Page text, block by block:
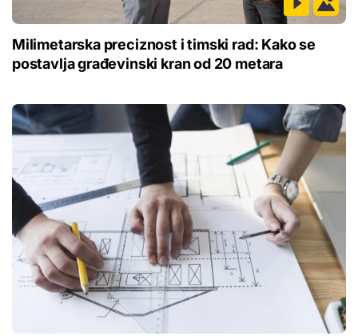
Milimetarska preciznost i timski rad: Kako se
postavlja građevinski kran od 20 metara